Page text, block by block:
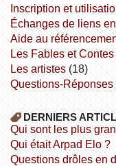
inscription et
échanges de liens
aide au
Les Fables et
Les artistes(18)
Questions-Réponses
DERNIERS
Qui sont les plus
Qui était Arpad Elo ?
Questions drôles en direct de Facebook (avec les